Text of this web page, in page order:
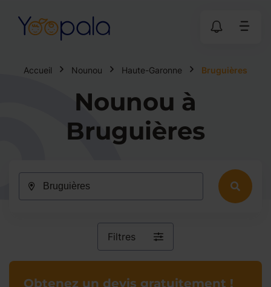
Accueil Nounou Haute-Garonne Bruguières
Nounou à
Bruguières
Filtres
Obtenez un devis gratuitement !